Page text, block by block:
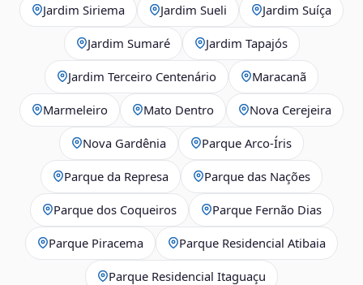
Jardim Siriema Jardim Sueli Jardim Suíça
Jardim Sumaré Jardim Tapajós
Jardim Terceiro Centenário Maracanã
Marmeleiro Mato Dentro Nova Cerejeira
Nova Gardênia Parque Arco-Íris
Parque da Represa Parque das Nações
Parque dos Coqueiros Parque Fernão Dias
Parque Piracema Parque Residencial Atibaia
Parque Residencial Itaguaçu